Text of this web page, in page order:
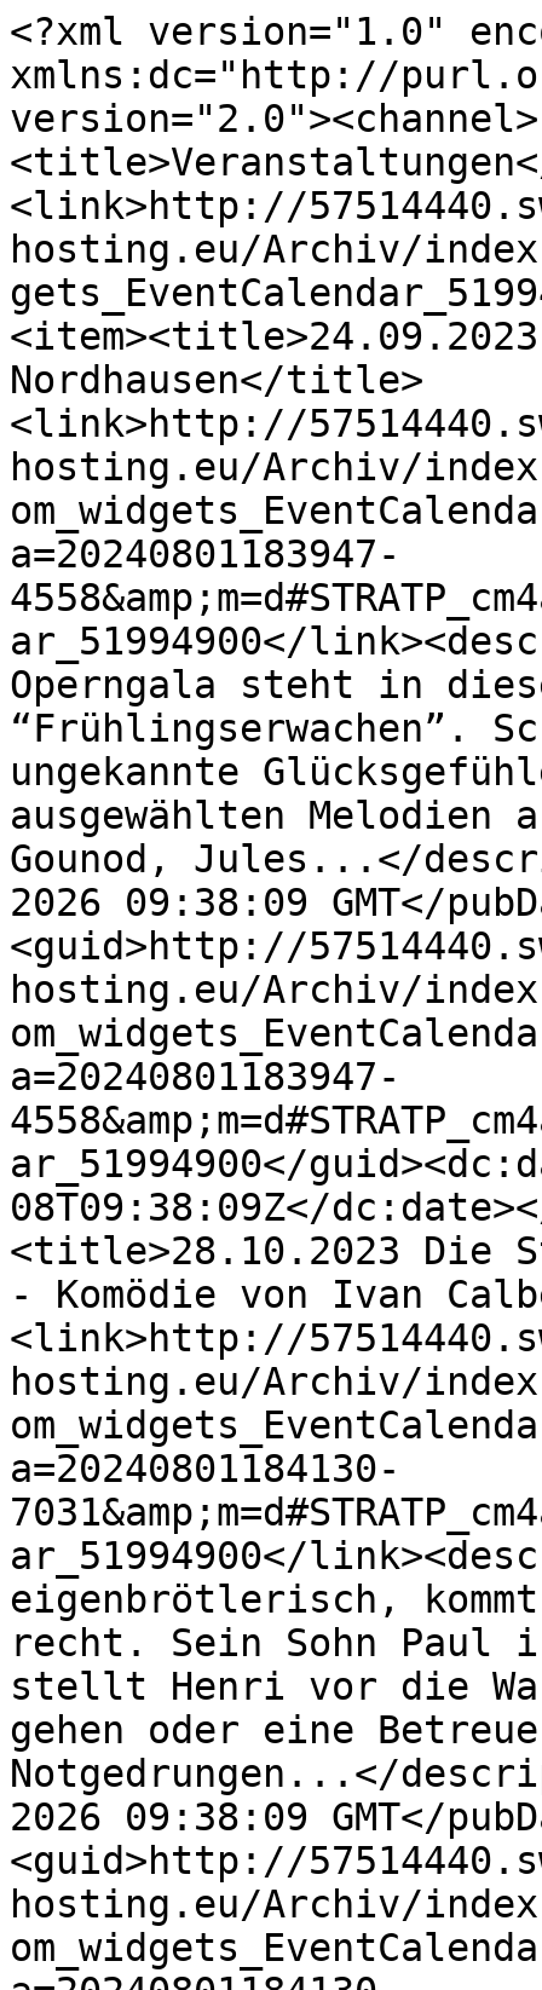
<?xml version="1.0"
xmlns:dc="http://
version="2.0"><channel>
<link>http://
hosting.eu/Archiv/
Nordhausen</title>
<link>http://
hosting.eu/Archiv/
a=20240801183947-
ar_51994900</
Operngala steht in
“Frühlingserwachen”.
ungekannte
ausgewählten Melodien
Gounod, Jules...</
2026 09:38:09 GMT</
<guid>http://
hosting.eu/Archiv/
a=20240801183947-
ar_51994900</
08T09:38:09Z</
<title>28.10.2023 Die
- Komödie von Ivan
<link>http://
hosting.eu/Archiv/
a=20240801184130-
ar_51994900</
eigenbrötlerisch,
recht. Sein Sohn Paul
stellt Henri vor die
gehen oder eine
Notgedrungen...</
2026 09:38:09 GMT</
<guid>http://
hosting.eu/Archiv/